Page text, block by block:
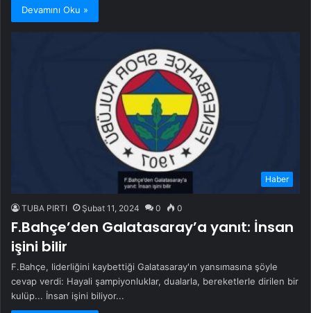
Devamını Oku »
Haber
TUBA PIRTI Şubat 11, 2024 0 0
F.Bahçe’den Galatasaray’a yanıt: İnsan
işini bilir
F.Bahçe, liderliğini kaybettiği Galatasaray'ın yansımasına şöyle
cevap verdi: Hayali şampiyonluklar, dualarla, bereketlerle dirilen bir
kulüp... İnsan işini biliyor...